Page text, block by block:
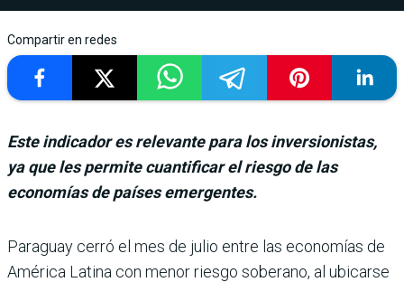
Compartir en redes
Este indicador es relevante para los inversionistas,
ya que les permite cuantificar el riesgo de las
economías de países emergentes.
Paraguay cerró el mes de julio entre las eco­nomías de
América Latina con menor riesgo soberano, al ubicarse